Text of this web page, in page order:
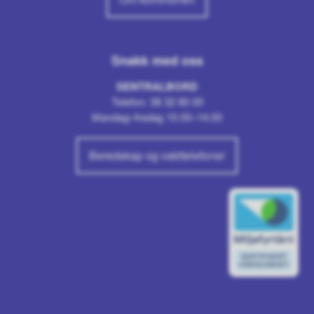
Snakk med oss
SENTRALBORD
Telefon: 38 32 80 00
Mandag–fredag 10.00–14.00
Beredskap og vakttelefoner